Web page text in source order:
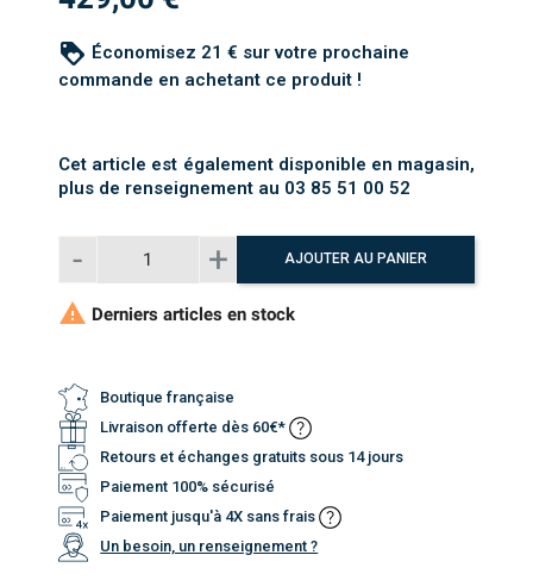
loyalty Économisez 21 € sur votre prochaine
commande en achetant ce produit !
Cet article est également disponible en magasin,
plus de renseignement au 03 85 51 00 52
AJOUTER AU PANIER
 Derniers articles en stock
Boutique française
Livraison offerte dès 60€*
Retours et échanges gratuits sous 14 jours
Paiement 100% sécurisé
Paiement jusqu'à 4X sans frais
Un besoin, un renseignement ?